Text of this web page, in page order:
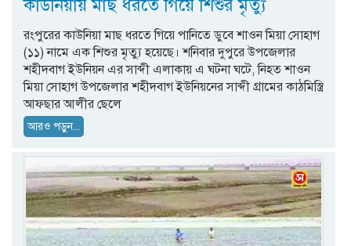
কাউনিয়ায় মাছ ধরতে গিয়ে শিশুর মৃত্যু
রংপুরের কাউনিয়া মাছ ধরতে গিয়ে পানিতে ডুবে শাওন মিয়া সোহাগ
(১১) নামে এক শিশুর মৃত্যু হয়েছে। শনিবার দুপুরে উপজেলার
শহীদবাগ ইউনিয়ন এর সাব্দী এলাকায় এ ঘটনা ঘটে, নিহত শাওন
মিয়া সোহাগ উপজেলার শহীদবাগ ইউনিয়নের সাব্দী গ্রামের কাঠমিস্ত্রি
আফছার আলীর ছেলে
আরও পড়ুন...